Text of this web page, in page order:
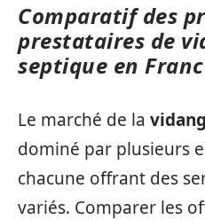
Comparatif des
prestataires de
septique en
Le marché de la
dominé par plusieurs
chacune offrant des
variés. Comparer les